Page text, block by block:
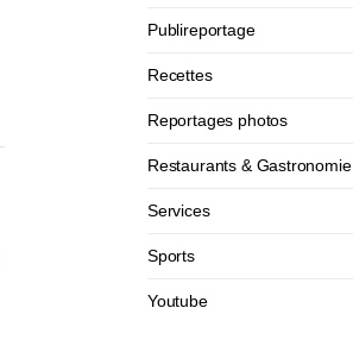
Publireportage
Recettes
Reportages photos
Restaurants & Gastronomie
Services
Sports
Youtube